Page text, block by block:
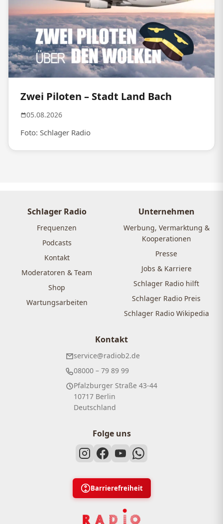
Zwei Piloten – Stadt Land Bach
05.08.2026
Foto: Schlager Radio
Schlager Radio
Frequenzen
Podcasts
Kontakt
Moderatoren & Team
Shop
Wartungsarbeiten
Unternehmen
Werbung, Vermarktung &
Kooperationen
Presse
Jobs & Karriere
Schlager Radio hilft
Schlager Radio Preis
Schlager Radio Wikipedia
Kontakt
service@radiob2.de
08000 – 79 89 99
Pfalzburger Straße 43-44
10717 Berlin
Deutschland
Folge uns
Barrierefreiheit